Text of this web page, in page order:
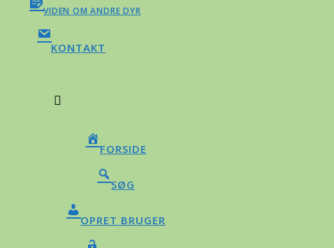
VIDEN OM ANDRE DYR
KONTAKT
FORSIDE
SØG
OPRET BRUGER